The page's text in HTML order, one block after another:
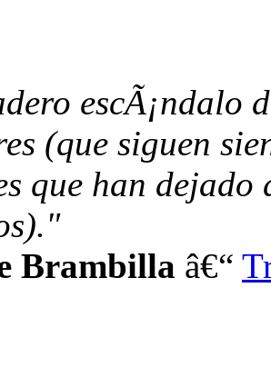
escÃ¡ndalo
(que siguen
que han dejado
Brambilla â€“